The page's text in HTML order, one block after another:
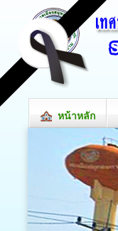
หน้าหลัก